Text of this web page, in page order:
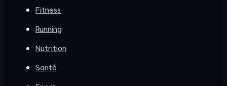
Fitness
Running
Nutrition
Santé